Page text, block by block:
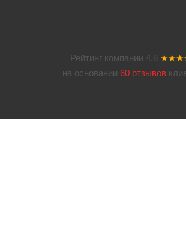
Рейтинг компании 4.8
на основании 60 отзывов